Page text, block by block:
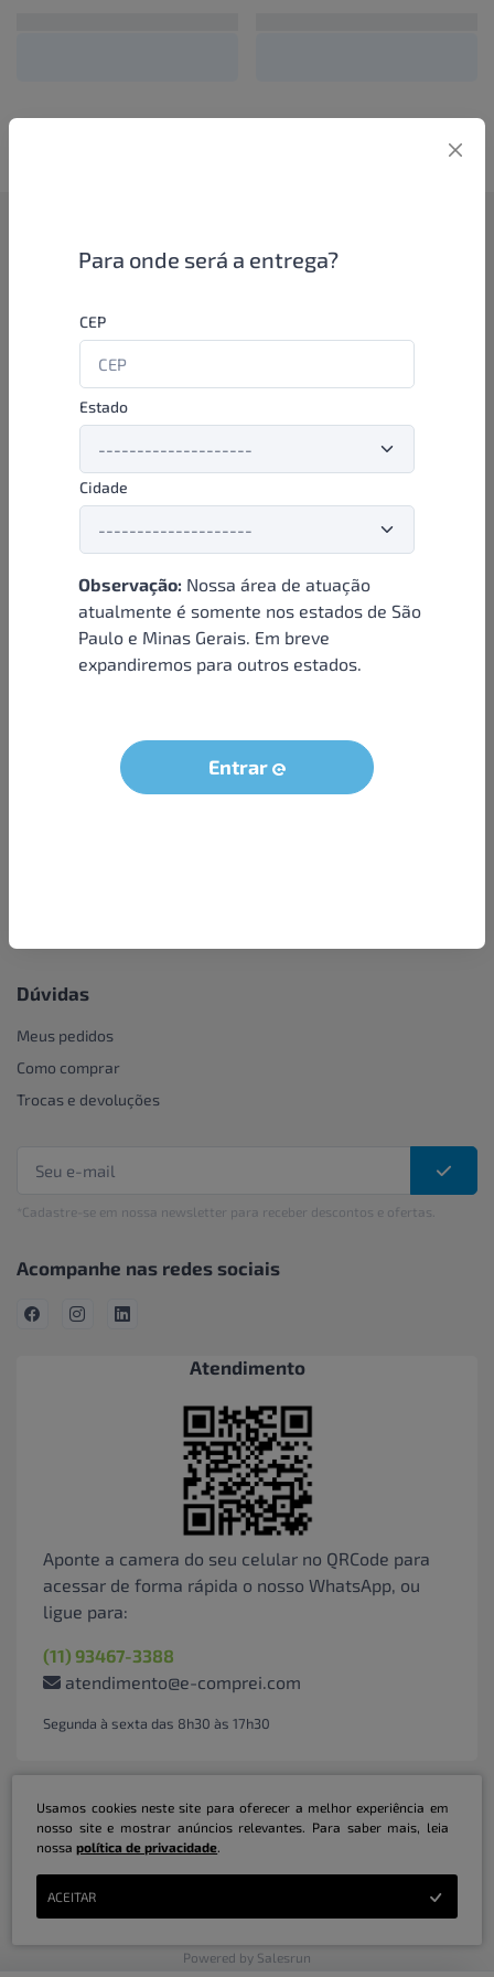
Para onde será a entrega?
CEP
Estado
Cidade
Observação: Nossa área de atuação
atualmente é somente nos estados de São
Paulo e Minas Gerais. Em breve
expandiremos para outros estados.
Entrar
Como funciona
aproveitar as promoções e ofertas direto das indústrias de
beleza e higiene em nossa plataforma. E o melhor: você continua
comprando de seus distribuidores parceiros e encontra novos
distribuidores para comprar cada vez com mais praticidade e
agilidade. Aproveite!
Formas de pagamento
Institucional
Sobre nós
Condições e termos
Seja um parceiro
LGPD - Solicitação dos dados do titular
Dúvidas
Meus pedidos
Como comprar
Trocas e devoluções
*Cadastre-se em nossa newsletter para receber descontos e ofertas.
Acompanhe nas redes sociais
Atendimento
Aponte a camera do seu celular no QRCode para
acessar de forma rápida o nosso WhatsApp, ou
ligue para:
(11) 93467-3388
atendimento@e-comprei.com
Segunda à sexta das 8h30 às 17h30
Marketplace B2B Serviços Inteligentes Ltda | CNPJ: 31.415.786/0001-31 | ©
Powered by Salesrun
Usamos cookies neste site para oferecer a melhor experiência em
nosso site e mostrar anúncios relevantes. Para saber mais, leia
nossapolítica de privacidade.
ACEITAR